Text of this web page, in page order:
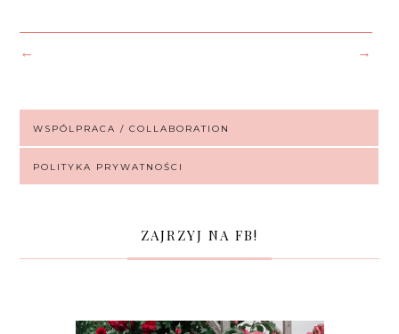
← →
WSPÓLPRACA / COLLABORATION
POLITYKA PRYWATNOŚCI
ZAJRZYJ NA FB!